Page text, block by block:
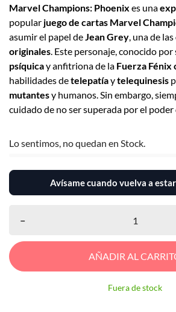
Marvel Champions: Phoenix es una
popular juego de cartas Marvel
asumir el papel deJean Grey, una de las
originales. Este personaje, conocido
psíquicay anfitriona de la Fuerza Fénix
habilidades detelepatíaytelequinesis
mutantesy humanos. Sin embargo,
cuidado de no ser superada por el poder
Lo sentimos, no quedan en Stock.
Avísame cuando vuelva a
–
AÑADIR AL
Fuera de stock